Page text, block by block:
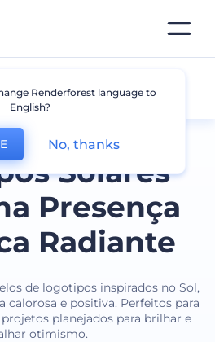
Solares
Presença
Radiante
de logotipos inspirados no Sol,
calorosa e positiva. Perfeitos para
planejados para brilhar e
otimismo.
Renderforest language to
English?
No, thanks